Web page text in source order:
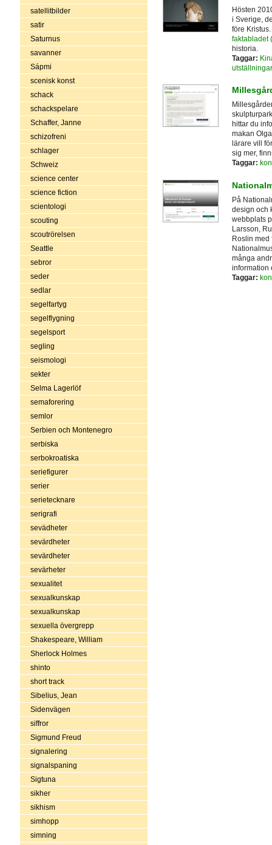
satellitbilder
satir
Saturnus
savanner
Sápmi
scenisk konst
schack
schackspelare
Schaffer, Janne
schizofreni
schlager
Schweiz
science center
science fiction
scientologi
scouting
scoutrörelsen
Seattle
sebror
seder
sedlar
segelfartyg
segelflygning
segelsport
segling
seismologi
sekter
Selma Lagerlöf
semaforering
semlor
Serbien och Montenegro
serbiska
serbokroatiska
seriefigurer
serier
serietecknare
serigrafi
sevädheter
sevärdheter
sevärdheter
sevärheter
sexualitet
sexualkunskap
sexualkunskap
sexuella övergrepp
Shakespeare, William
Sherlock Holmes
shinto
short track
Sibelius, Jean
Sidenvägen
siffror
Sigmund Freud
signalering
signalspaning
Sigtuna
sikher
sikhism
simhopp
simning
Hösten
i Sverige,
före
faktabladet
historia.
Taggar:
utställningar
hittar du
makan
lärare vill
sig mer,
Taggar:
På
design och
webbplats
Larsson,
Roslin med
många
information
Taggar: